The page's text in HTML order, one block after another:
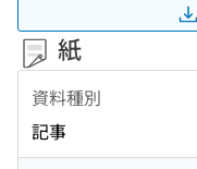
紙
資料種別
記事